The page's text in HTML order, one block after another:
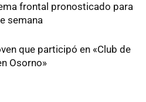
frontal pronosticado para
semana
que participó en «Club de
Osorno»